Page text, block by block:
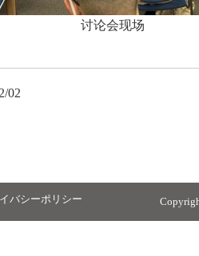
讨论会现场
02
バシーポリシー